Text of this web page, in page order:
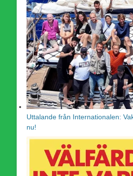
Uttalande från Internationalen:
nu!